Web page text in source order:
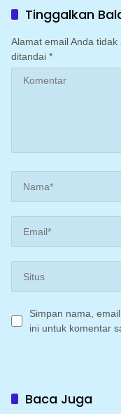
mengoptimalkan
Irigasi perpompaan
(Irpom)
Tinggalkan
Alamat email Anda
ditandai *
Simpan nama,
ini untuk komentar
Baca Juga